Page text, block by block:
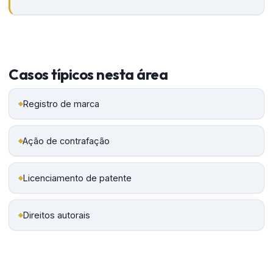
Casos típicos nesta área
Registro de marca
Ação de contrafação
Licenciamento de patente
Direitos autorais